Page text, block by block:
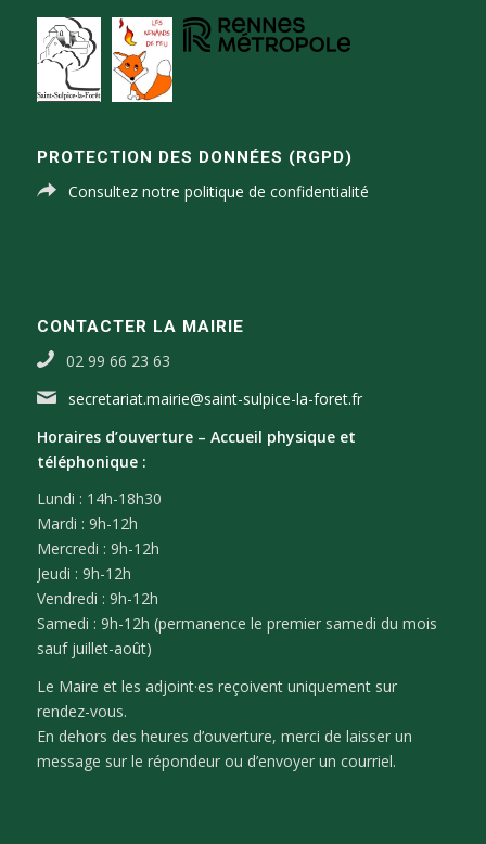
PROTECTION DES DONNÉES (RGPD)
Consultez notre politique de confidentialité
CONTACTER LA MAIRIE
02 99 66 23 63
secretariat.mairie@saint-sulpice-la-foret.fr
Horaires d’ouverture – Accueil physique et
téléphonique :
Lundi : 14h-18h30
Mardi : 9h-12h
Mercredi : 9h-12h
Jeudi : 9h-12h
Vendredi : 9h-12h
Samedi : 9h-12h (permanence le premier samedi du mois
sauf juillet-août)
Le Maire et les adjoint·es reçoivent uniquement sur
rendez-vous.
En dehors des heures d’ouverture, merci de laisser un
message sur le répondeur ou d’envoyer un courriel.